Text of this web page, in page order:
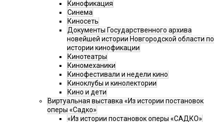
Кинофикация
Синема
Киносеть
Документы Государственного архива
новейшей истории Новгородской области по
истории кинофикации
Кинотеатры
Киномеханики
Кинофестивали и недели кино
Киноклубы и кинолектории
Кино и дети
Виртуальная выставка «Из истории постановок
оперы «Садко»
«Из истории постановок оперы «САДКО»